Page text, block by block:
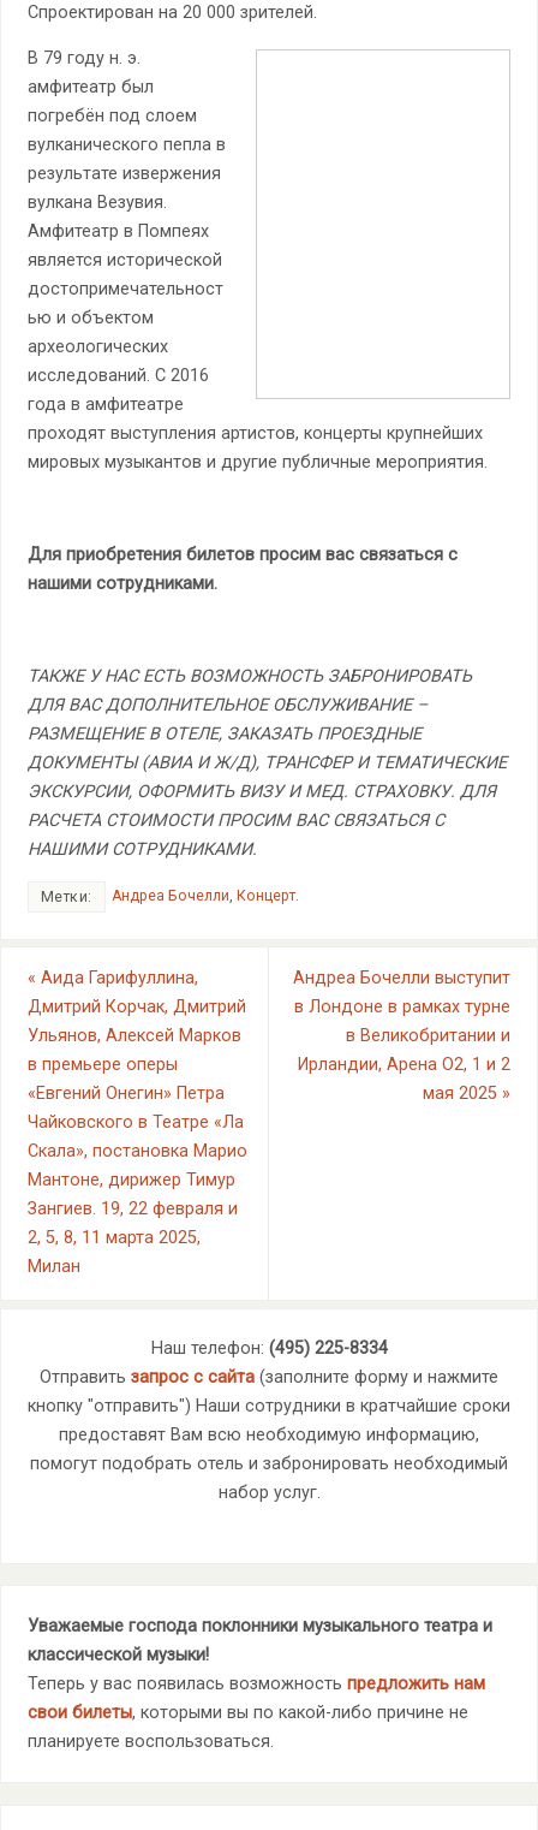
Спроектирован на 20 000 зрителей.
В 79 году н. э.
амфитеатр был
погребён под слоем
вулканического пепла в
результате извержения
вулкана Везувия.
Амфитеатр в Помпеях
является исторической
достопримечательност
ью и объектом
археологических
исследований. С 2016
года в амфитеатре
проходят выступления артистов, концерты крупнейших
мировых музыкантов и другие публичные мероприятия.
Для приобретения билетов просим вас связаться с
нашими сотрудниками.
ТАКЖЕ У НАС ЕСТЬ ВОЗМОЖНОСТЬ ЗАБРОНИРОВАТЬ
ДЛЯ ВАС ДОПОЛНИТЕЛЬНОЕ ОБСЛУЖИВАНИЕ –
РАЗМЕЩЕНИЕ В ОТЕЛЕ, ЗАКАЗАТЬ ПРОЕЗДНЫЕ
ДОКУМЕНТЫ (АВИА И Ж/Д), ТРАНСФЕР И ТЕМАТИЧЕСКИЕ
ЭКСКУРСИИ, ОФОРМИТЬ ВИЗУ И МЕД. СТРАХОВКУ. ДЛЯ
РАСЧЕТА СТОИМОСТИ ПРОСИМ ВАС СВЯЗАТЬСЯ С
НАШИМИ СОТРУДНИКАМИ.
Метки: Андреа Бочелли, Концерт.
« Аида Гарифуллина,
Дмитрий Корчак, Дмитрий
Ульянов, Алексей Марков
в премьере оперы
«Евгений Онегин» Петра
Чайковского в Театре «Ла
Скала», постановка Марио
Мантоне, дирижер Тимур
Зангиев. 19, 22 февраля и
2, 5, 8, 11 марта 2025,
Милан
Андреа Бочелли выступит
в Лондоне в рамках турне
в Великобритании и
Ирландии, Арена O2, 1 и 2
мая 2025 »
Наш телефон: (495) 225-8334
Отправить запрос с сайта (заполните форму и нажмите
кнопку "отправить") Наши сотрудники в кратчайшие сроки
предоставят Вам всю необходимую информацию,
помогут подобрать отель и забронировать необходимый
набор услуг.
Уважаемые господа поклонники музыкального театра и
классической музыки!
Теперь у вас появилась возможность предложить нам
свои билеты, которыми вы по какой-либо причине не
планируете воспользоваться.